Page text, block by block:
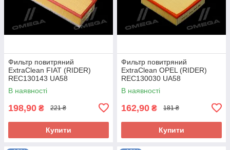
Фильтр повитряний
ExtraClean FIAT (RIDER)
REC130143 UA58
В наявності
198,90 ₴ 221 ₴
Купити
Фильтр повитряний
ExtraClean OPEL (RIDER)
REC130030 UA58
В наявності
162,90 ₴ 181 ₴
Купити